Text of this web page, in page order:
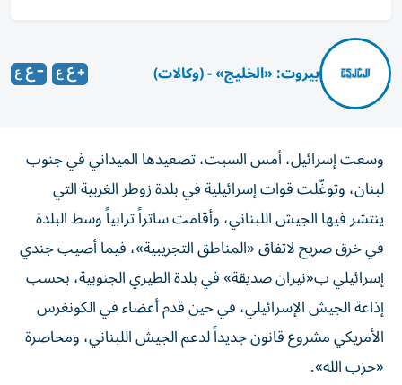
بيروت: «الخليج» - (وكالات)
وسعت إسرائيل، أمس السبت، تصعيدها الميداني في جنوب
لبنان، وتوغّلت قوات إسرائيلية في بلدة زوطر الغربية التي
ينتشر فيها الجيش اللبناني، وأقامت ساتراً ترابياً وسط البلدة
في خرق صريح لاتفاق «المناطق التجريبية»، فيما أصيب جندي
إسرائيلي ب«نيران صديقة» في بلدة الطيري الجنوبية، بحسب
إذاعة الجيش الإسرائيلي، في حين قدم أعضاء في الكونغرس
الأمريكي مشروع قانون جديداً لدعم الجيش اللبناني، ومحاصرة
«حزب الله».